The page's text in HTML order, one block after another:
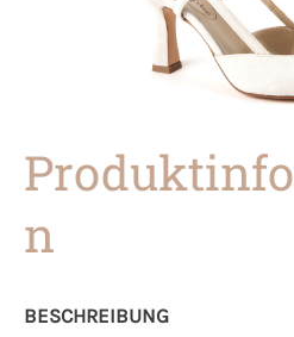
n
BESCHREIBUNG